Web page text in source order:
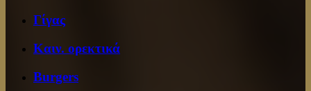
Γίγας
Καιν. ορεκτικά
Burgers